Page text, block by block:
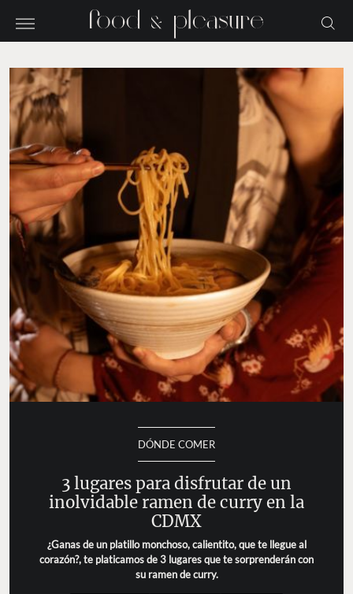
DÓNDE COMER
3 lugares para disfrutar de un
inolvidable ramen de curry en la
CDMX
¿Ganas de un platillo monchoso, calientito, que te llegue al
corazón?, te platicamos de 3 lugares que te sorprenderán con
su ramen de curry.